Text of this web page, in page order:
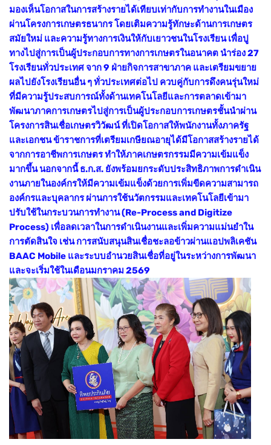
มองเห็นโอกาสในการสร้างรายได้เทียบเท่ากับการทำงานในเมือง
ผ่านโครงการเกษตรธนากร โดยเติมความรู้ทักษะด้านการเกษตร
สมัยใหม่ และความรู้ทางการเงินให้กับเยาวชนในโรงเรียน เพื่อปู
ทางไปสู่การเป็นผู้ประกอบการทางการเกษตรในอนาคต นำร่อง 27
โรงเรียนทั่วประเทศ จาก 9 ฝ่ายกิจการสาขาภาค และเตรียมขยาย
ผลไปยังโรงเรียนอื่น ๆ ทั่วประเทศต่อไป ควบคู่กับการดึงคนรุ่นใหม่
ที่มีความรู้ประสบการณ์ทั้งด้านเทคโนโลยีและการตลาดเข้ามา
พัฒนาภาคการเกษตรไปสู่การเป็นผู้ประกอบการเกษตรชั้นนำผ่าน
โครงการสินเชื่อเกษตรวิวัฒน์ ที่เปิดโอกาสให้พนักงานทั้งภาครัฐ
และเอกชน ข้าราชการที่เตรียมเกษียณอายุได้มีโอกาสสร้างรายได้
จากการอาชีพการเกษตร ทำให้ภาคเกษตรกรรมมีความเข้มแข็ง
มากขึ้น นอกจากนี้ ธ.ก.ส. ยังพร้อมยกระดับประสิทธิภาพการดำเนิน
งานภายในองค์กรให้มีความเข้มแข็งด้วยการเพิ่มขีดความสามารถ
องค์กรและบุคลากร ผ่านการใช้นวัตกรรมและเทคโนโลยีเข้ามา
ปรับใช้ในกระบวนการทำงาน (Re-Process and Digitize
Process) เพื่อลดเวลาในการดำเนินงานและเพิ่มความแม่นยำใน
การตัดสินใจ เช่น การสนับสนุนสินเชื่อชะลอข้าวผ่านแอปพลิเคชัน
BAAC Mobile และระบบอำนวยสินเชื่อที่อยู่ในระหว่างการพัฒนา
และจะเริ่มใช้ในเดือนมกราคม 2569